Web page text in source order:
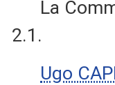
La
2.1.
Ugo